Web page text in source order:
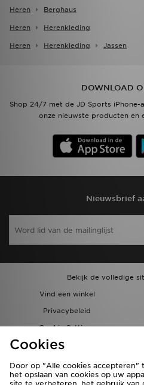
Heren Berghaus
Heren Herenkleding
Heren Herenkleding Jassen
DOWNLOAD
Shop 24/7 met de JD Sports
onze nieuwste producten en
Nieuwsbrief
Bekijk de volledige
Vind een winkel
Privacybeleid
Cookie Settings
Bestellingen en Levering
Cookies
Door op "Alle cookies accepteren"
het opslaan van cookies op uw